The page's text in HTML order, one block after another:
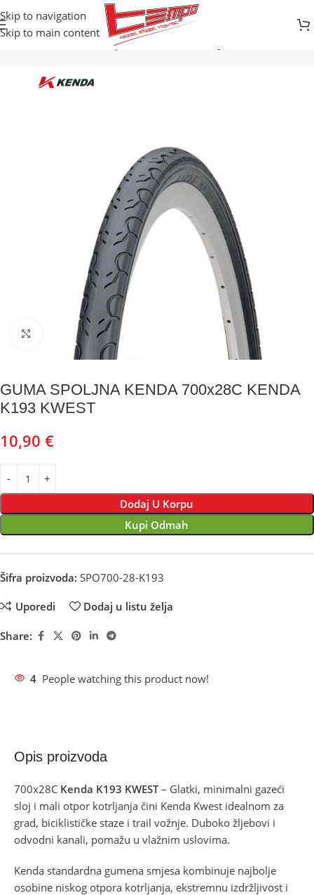
Skip to navigation
Skip to main content
Početna
Djelovi za bicikle
Kliknite za uvećanje
GUMA SPOLJNA KENDA 700x28C KENDA
K193 KWEST
10,90 €
Dodaj U Korpu
Kupi Odmah
Šifra proizvoda: SPO700-28-K193
Uporedi Dodaj u listu želja
Share:
4 People watching this product now!
Opis proizvoda
700x28C Kenda K193 KWEST– Glatki, minimalni gazeći
sloj i mali otpor kotrljanja čini Kenda Kwest idealnom za
grad, biciklističke staze i trail vožnje. Duboko žljebovi i
odvodni kanali, pomažu u vlažnim uslovima.
Kenda standardna gumena smjesa kombinuje najbolje
osobine niskog otpora kotrljanja, ekstremnu izdržljivost i